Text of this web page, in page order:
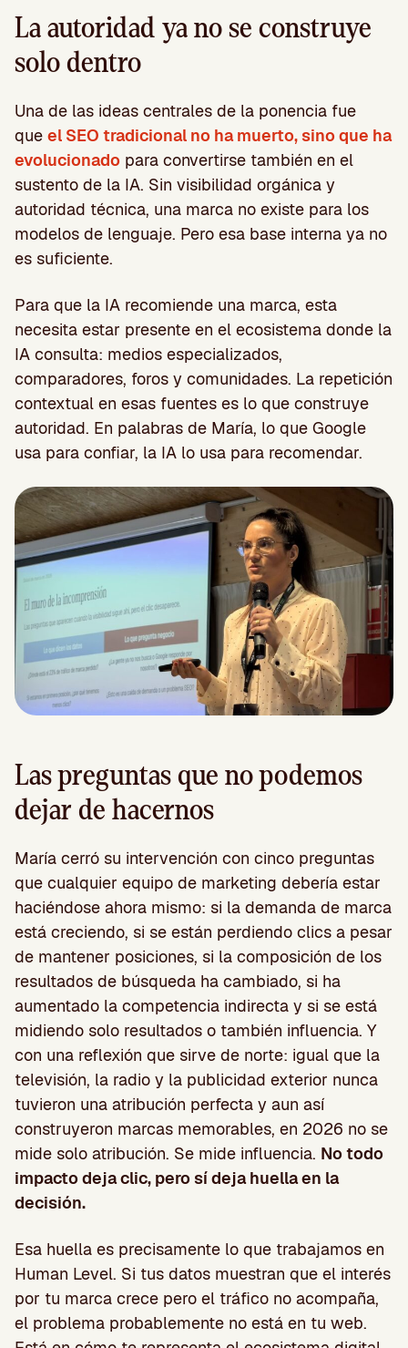
La autoridad ya no se construye
solo dentro
Una de las ideas centrales de la ponencia fue
que el SEO tradicional no ha muerto, sino que ha
evolucionado para convertirse también en el
sustento de la IA. Sin visibilidad orgánica y
autoridad técnica, una marca no existe para los
modelos de lenguaje. Pero esa base interna ya no
es suficiente.
Para que la IA recomiende una marca, esta
necesita estar presente en el ecosistema donde la
IA consulta: medios especializados,
comparadores, foros y comunidades. La repetición
contextual en esas fuentes es lo que construye
autoridad. En palabras de María, lo que Google
usa para confiar, la IA lo usa para recomendar.
Las preguntas que no podemos
dejar de hacernos
María cerró su intervención con cinco preguntas
que cualquier equipo de marketing debería estar
haciéndose ahora mismo: si la demanda de marca
está creciendo, si se están perdiendo clics a pesar
de mantener posiciones, si la composición de los
resultados de búsqueda ha cambiado, si ha
aumentado la competencia indirecta y si se está
midiendo solo resultados o también influencia. Y
con una reflexión que sirve de norte: igual que la
televisión, la radio y la publicidad exterior nunca
tuvieron una atribución perfecta y aun así
construyeron marcas memorables, en 2026 no se
mide solo atribución. Se mide influencia. No todo
impacto deja clic, pero sí deja huella en la
decisión.
Esa huella es precisamente lo que trabajamos en
Human Level. Si tus datos muestran que el interés
por tu marca crece pero el tráfico no acompaña,
el problema probablemente no está en tu web.